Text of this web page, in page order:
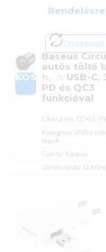
Rendelésre
Összevet
KOSÁRBA
Baseus
autós töltő
A, 1x USB-C,
PD és QC3
funkcióval
Cikkszám:CCALL-
Kategória: USB-s
tápok
Gyártó: Baseus
Garanciaidő:12